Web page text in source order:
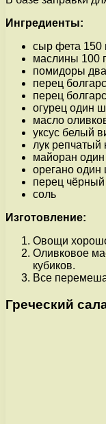
Ингредиенты:
сыр фета 150
маслины 100
помидоры
перец
перец
огурец один
масло
уксус белый
лук репчатый
майоран
орегано один
перец
соль
Изготовление:
Овощи
Оливковое
кубиков.
Все
Греческий